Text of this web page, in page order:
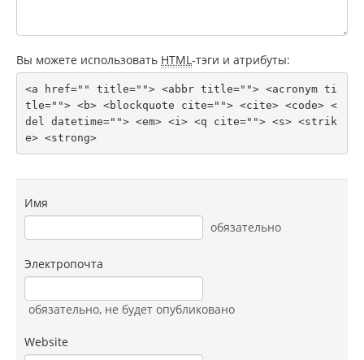
Вы можете использовать HTML-тэги и атрибуты:
<a href="" title=""> <abbr title=""> <acronym ti
tle=""> <b> <blockquote cite=""> <cite> <code> <
del datetime=""> <em> <i> <q cite=""> <s> <strik
e> <strong>
Имя
обязательно
Электропочта
обязательно, не будет опубликовано
Website